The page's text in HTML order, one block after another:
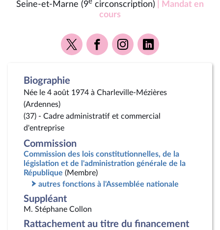
Seine-et-Marne (9 circonscription)
| Mandat en
cours
Voir
la
Voir
la
Voir
la
Voir
la
Biographie
Née le 4 août 1974 à Charleville-Mézières
(Ardennes)
(37) - Cadre administratif et commercial
d'entreprise
Commission
Commission des lois constitutionnelles, de la
législation et de l'administration générale de la
République (Membre)
autres fonctions à l'Assemblée nationale
Suppléant
M. Stéphane Collon
Rattachement au titre du financement